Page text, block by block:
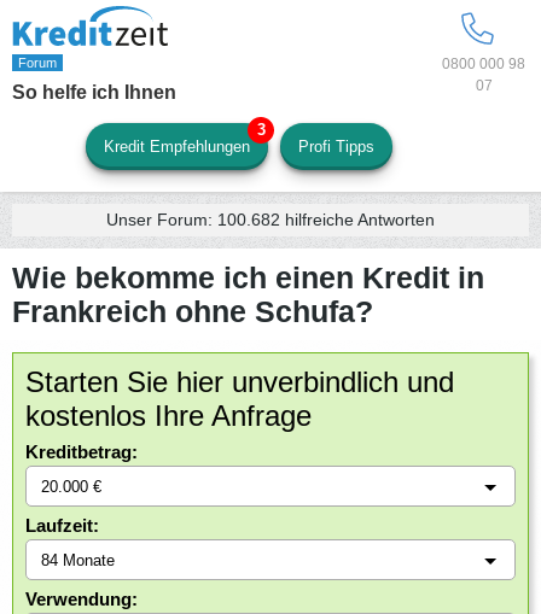
0800 000 98
07
So helfe ich Ihnen
Kredit Empfehlungen Profi Tipps
Unser Forum: 100.682 hilfreiche Antworten
Wie bekomme ich einen Kredit in
Frankreich ohne Schufa?
Starten Sie hier unverbindlich und
kostenlos Ihre Anfrage
Kreditbetrag:
Laufzeit:
Verwendung: